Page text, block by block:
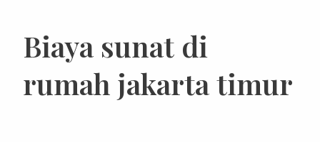
Biaya sunat di
rumah jakarta timur